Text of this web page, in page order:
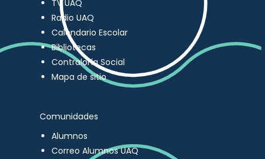
TV UAQ
Radio UAQ
Calendario Escolar
Bibliotecas
Contraloría Social
Mapa de sitio
Comunidades
Alumnos
Correo Alumnos UAQ